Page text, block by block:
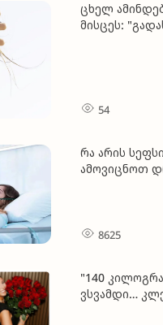
ცხელ
მისცეს:
54
რა არის
ამოვიცნოთ
8625
"140
ვსვამდი…